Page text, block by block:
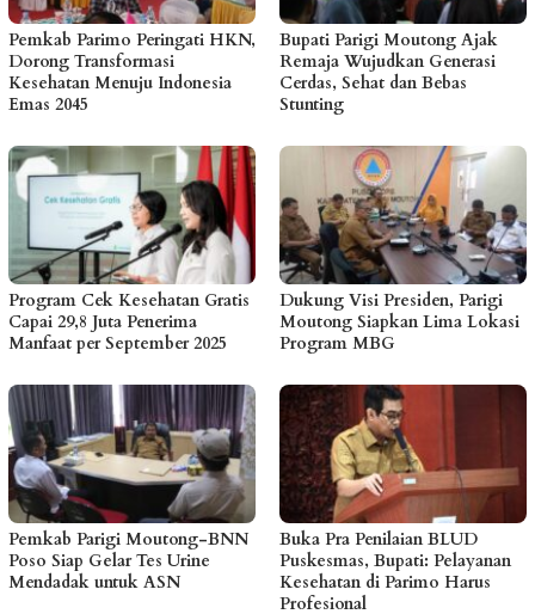
Pemkab Parimo Peringati HKN,
Dorong Transformasi
Kesehatan Menuju Indonesia
Emas 2045
Bupati Parigi Moutong Ajak
Remaja Wujudkan Generasi
Cerdas, Sehat dan Bebas
Stunting
Program Cek Kesehatan Gratis
Capai 29,8 Juta Penerima
Manfaat per September 2025
Dukung Visi Presiden, Parigi
Moutong Siapkan Lima Lokasi
Program MBG
Pemkab Parigi Moutong-BNN
Poso Siap Gelar Tes Urine
Mendadak untuk ASN
Buka Pra Penilaian BLUD
Puskesmas, Bupati: Pelayanan
Kesehatan di Parimo Harus
Profesional